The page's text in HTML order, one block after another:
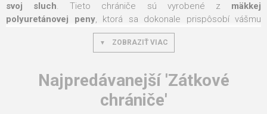
svoj sluch. Tieto chrániče sú vyrobené z mäkkej
polyuretánovej peny, ktorá sa dokonale prispôsobí vášmu
zvukovodu. Vďaka svojej mäkkosti, jedinečnému tvaru a
hladkému povrchu na váš zvukovod rovnomerne vyvíjajú nižší
medzi zátkovými chráničmi s
oblúkom, so šnúrkou
klasickými štuple do uší.
ZOBRAZIŤ VIAC
Najpredávanejší 'Zátkové
chrániče'